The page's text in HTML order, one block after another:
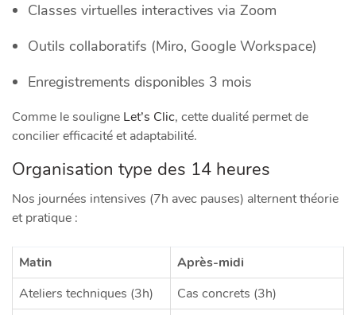
Classes virtuelles interactives via Zoom
Outils collaboratifs (Miro, Google Workspace)
Enregistrements disponibles 3 mois
Comme le souligne Let’s Clic, cette dualité permet de
concilier efficacité et adaptabilité.
Organisation type des 14 heures
Nos journées intensives (7h avec pauses) alternent théorie
et pratique :
Matin
Après-midi
Ateliers techniques (3h)
Cas concrets (3h)